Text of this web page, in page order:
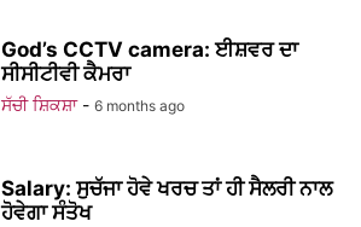
God’s CCTV camera: ਈਸ਼ਵਰ ਦਾ
ਸੀਸੀਟੀਵੀ ਕੈਮਰਾ
ਸੱਚੀ ਸ਼ਿਕਸ਼ਾ - 6 months ago
Salary: ਸੁਚੱਜਾ ਹੋਵੇ ਖਰਚ ਤਾਂ ਹੀ ਸੈਲਰੀ ਨਾਲ
ਹੋਵੇਗਾ ਸੰਤੋਖ